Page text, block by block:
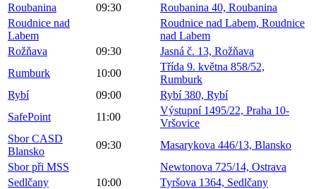
Roubanina
09:30
Roubanina 40, Roubanina
Roudnice nad
Labem
Roudnice nad Labem, Roudnice
nad Labem
Rožňava
09:30
Jasná č. 13, Rožňava
Rumburk
10:00
Třída 9. května 858/52,
Rumburk
Rybí
09:00
Rybí 380, Rybí
SafePoint
11:00
Výstupní 1495/22, Praha 10-
Vršovice
Sbor CASD
Blansko
09:30
Masarykova 446/13, Blansko
Sbor při MSS
Newtonova 725/14, Ostrava
Sedlčany
10:00
Tyršova 1364, Sedlčany